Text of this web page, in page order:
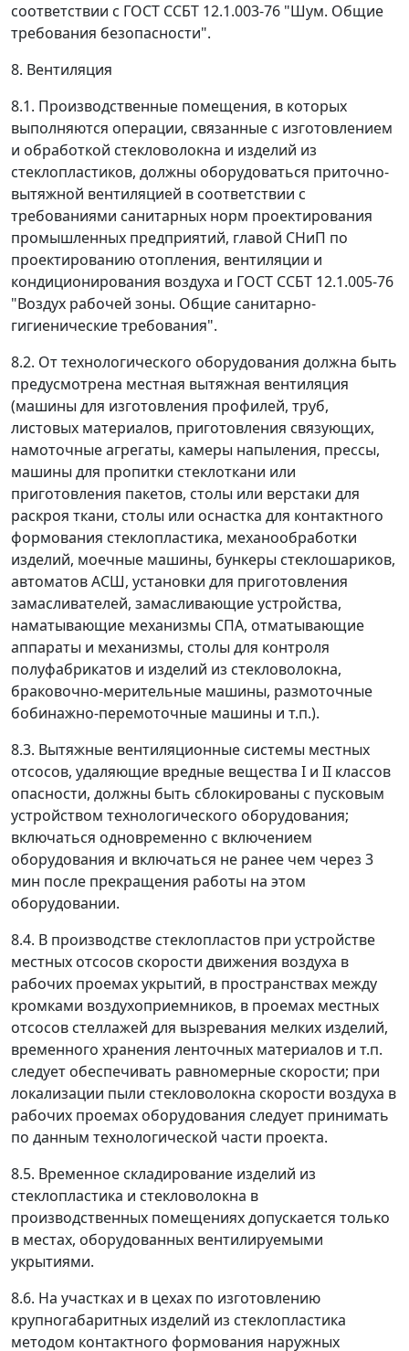
соответствии с ГОСТ ССБТ 12.1.003-76 "Шум. Общие
требования безопасности".
8. Вентиляция
8.1. Производственные помещения, в которых
выполняются операции, связанные с изготовлением
и обработкой стекловолокна и изделий из
стеклопластиков, должны оборудоваться приточно-
вытяжной вентиляцией в соответствии с
требованиями санитарных норм проектирования
промышленных предприятий, главой СНиП по
проектированию отопления, вентиляции и
кондиционирования воздуха и ГОСТ ССБТ 12.1.005-76
"Воздух рабочей зоны. Общие санитарно-
гигиенические требования".
8.2. От технологического оборудования должна быть
предусмотрена местная вытяжная вентиляция
(машины для изготовления профилей, труб,
листовых материалов, приготовления связующих,
намоточные агрегаты, камеры напыления, прессы,
машины для пропитки стеклоткани или
приготовления пакетов, столы или верстаки для
раскроя ткани, столы или оснастка для контактного
формования стеклопластика, механообработки
изделий, моечные машины, бункеры стеклошариков,
автоматов АСШ, установки для приготовления
замасливателей, замасливающие устройства,
наматывающие механизмы СПА, отматывающие
аппараты и механизмы, столы для контроля
полуфабрикатов и изделий из стекловолокна,
браковочно-мерительные машины, размоточные
бобинажно-перемоточные машины и т.п.).
8.3. Вытяжные вентиляционные системы местных
отсосов, удаляющие вредные вещества I и II классов
опасности, должны быть сблокированы с пусковым
устройством технологического оборудования;
включаться одновременно с включением
оборудования и включаться не ранее чем через 3
мин после прекращения работы на этом
оборудовании.
8.4. В производстве стеклопластов при устройстве
местных отсосов скорости движения воздуха в
рабочих проемах укрытий, в пространствах между
кромками воздухоприемников, в проемах местных
отсосов стеллажей для вызревания мелких изделий,
временного хранения ленточных материалов и т.п.
следует обеспечивать равномерные скорости; при
локализации пыли стекловолокна скорости воздуха в
рабочих проемах оборудования следует принимать
по данным технологической части проекта.
8.5. Временное складирование изделий из
стеклопластика и стекловолокна в
производственных помещениях допускается только
в местах, оборудованных вентилируемыми
укрытиями.
8.6. На участках и в цехах по изготовлению
крупногабаритных изделий из стеклопластика
методом контактного формования наружных